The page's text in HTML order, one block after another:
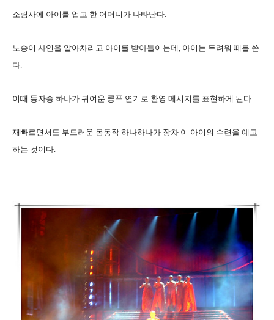
소림사에 아이를 업고 한 어머니가 나타난다.
노승이 사연을 알아차리고 아이를 받아들이는데, 아이는 두려워 떼를 쓴
다.
이때 동자승 하나가 귀여운 쿵푸 연기로 환영 메시지를 표현하게 된다.
재빠르면서도 부드러운 몸동작 하나하나가 장차 이 아이의 수련을 예고
하는 것이다.